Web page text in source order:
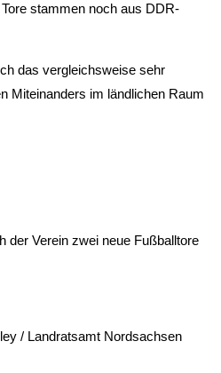
stammen noch aus DDR-
das vergleichsweise sehr
Miteinanders im ländlichen Raum
der Verein zwei neue Fußballtore
/ Landratsamt Nordsachsen